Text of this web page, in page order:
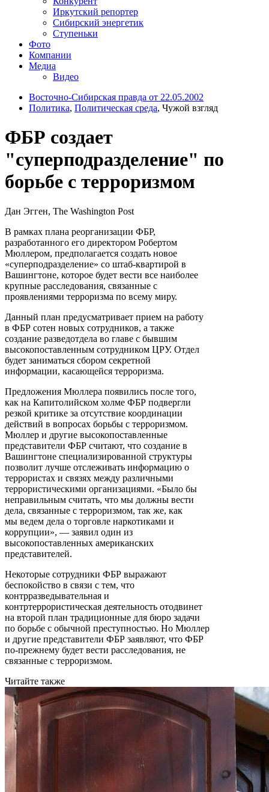
Иркутский репортер
Сибирский энергетик
Ступеньки
Фото
Компании
Медиа
Видео
Восточно-Сибирская правда от 22.05.2002
Политика, Политическая среда, Чужой взгляд
ФБР создает
"суперподразделение" по
борьбе с терроризмом
Дан Эгген, The Washington Post
В рамках плана реорганизации ФБР,
разработанного его директором Робертом
Мюллером, предполагается создать новое
«суперподразделение» со штаб-квартирой в
Вашингтоне, которое будет вести все наиболее
крупные расследования, связанные с
проявлениями терроризма по всему миру.
Данный план предусматривает прием на работу
в ФБР сотен новых сотрудников, а также
создание разведотдела во главе с бывшим
высокопоставленным сотрудником ЦРУ. Отдел
будет заниматься сбором секретной
информации, касающейся терроризма.
Предложения Мюллера появились после того,
как на Капитолийском холме ФБР подвергли
резкой критике за отсутствие координации
действий в вопросах борьбы с терроризмом.
Мюллер и другие высокопоставленные
представители ФБР считают, что создание в
Вашингтоне специализированной структуры
позволит лучше отслеживать информацию о
террористах и связях между различными
террористическими организациями. «Было бы
неправильным считать, что мы должны вести
дела, связанные с терроризмом, так же, как
мы ведем дела о торговле наркотиками и
коррупции», — заявил один из
высокопоставленных американских
представителей.
Некоторые сотрудники ФБР выражают
беспокойство в связи с тем, что
контрразведывательная и
контртеррористическая деятельность отодвинет
на второй план традиционные для бюро задачи
по борьбе с обычной преступностью. Но Мюллер
и другие представители ФБР заявляют, что ФБР
по-прежнему будет вести расследования, не
связанные с терроризмом.
Читайте также